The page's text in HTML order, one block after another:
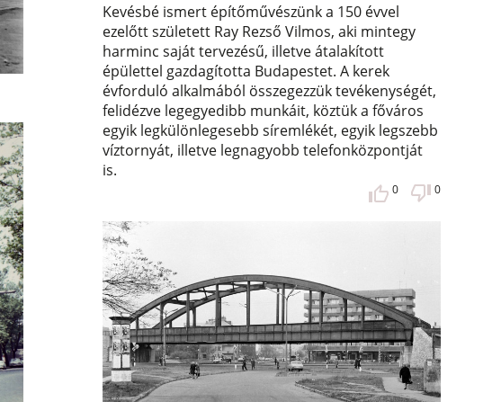
Kevésbé ismert építőművészünk a 150 évvel
ezelőtt született Ray Rezső Vilmos, aki mintegy
harminc saját tervezésű, illetve átalakított
épülettel gazdagította Budapestet. A kerek
évforduló alkalmából összegezzük tevékenységét,
felidézve legegyedibb munkáit, köztük a főváros
egyik legkülönlegesebb síremlékét, egyik legszebb
víztornyát, illetve legnagyobb telefonközpontját
is.
0 0